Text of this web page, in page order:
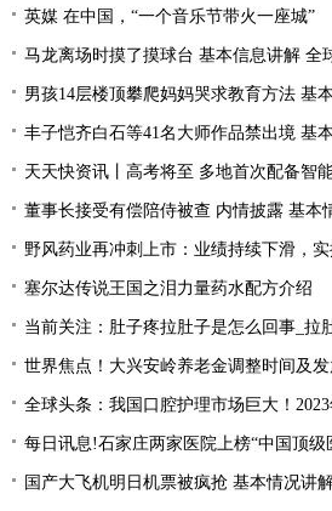
英媒 在中国，“一个音乐节带火一座城”
马龙离场时摸了摸球台 基本信息讲解 全
男孩14层楼顶攀爬妈妈哭求教育方法 基
丰子恺齐白石等41名大师作品禁出境 基
天天快资讯丨高考将至 多地首次配备智
董事长接受有偿陪侍被查 内情披露 基本
野风药业再冲刺上市：业绩持续下滑，实控人俞
塞尔达传说王国之泪力量药水配方介绍
当前关注：肚子疼拉肚子是怎么回事_拉
世界焦点！大兴安岭养老金调整时间及发放时间
全球头条：我国口腔护理市场巨大！2023年
每日讯息!石家庄两家医院上榜“中国顶级
国产大飞机明日机票被疯抢 基本情况讲